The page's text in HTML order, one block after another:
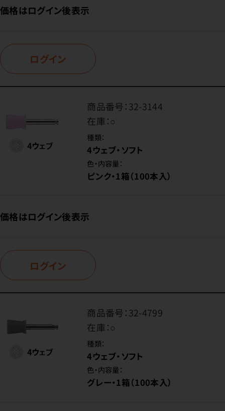
価格はログイン後表示
ログイン
商品番号：32-3144
在庫：○
種類：
4ウェブ・ソフト
色・内容量：
ピンク・1箱（100本入）
価格はログイン後表示
ログイン
商品番号：32-4799
在庫：○
種類：
4ウェブ・ソフト
色・内容量：
グレー・1箱（100本入）